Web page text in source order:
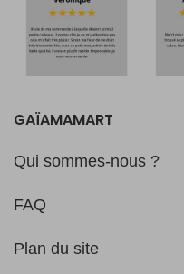
GAÏAMAMART
Qui sommes-nous ?
FAQ
Plan du site